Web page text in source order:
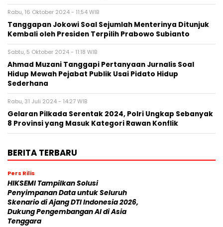
Rabu, 16 Oktober 2024 - 11:54 WIB
Tanggapan Jokowi Soal Sejumlah Menterinya Ditunjuk
Kembali oleh Presiden Terpilih Prabowo Subianto
Sabtu, 5 Oktober 2024 - 11:18 WIB
Ahmad Muzani Tanggapi Pertanyaan Jurnalis Soal
Hidup Mewah Pejabat Publik Usai Pidato Hidup
Sederhana
Rabu, 31 Juli 2024 - 14:27 WIB
Gelaran Pilkada Serentak 2024, Polri Ungkap Sebanyak
8 Provinsi yang Masuk Kategori Rawan Konflik
BERITA TERBARU
Pers Rilis
HIKSEMI Tampilkan Solusi
Penyimpanan Data untuk Seluruh
Skenario di Ajang DTI Indonesia 2026,
Dukung Pengembangan AI di Asia
Tenggara